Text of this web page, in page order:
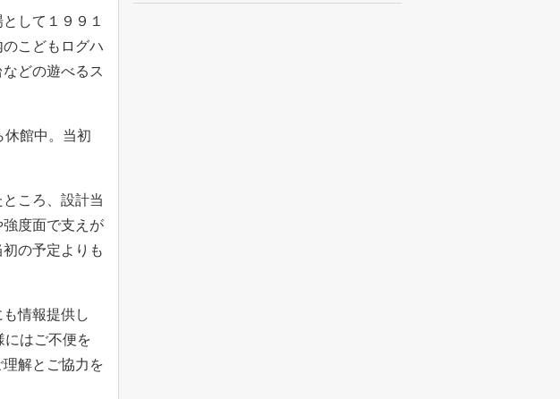
して１９９１
こどもログハ
どの遊べるス
館中。当初
ころ、設計当
度面で支えが
の予定よりも
情報提供し
にはご不便を
解とご協力を